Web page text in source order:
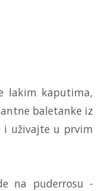
lakim kaputima,
baletanke iz
i uživajte u prvim
na puderrosu -